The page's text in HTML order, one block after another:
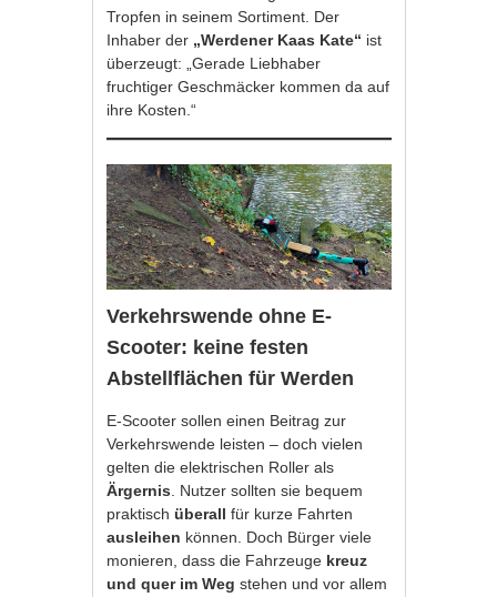
Tropfen in seinem Sortiment. Der
Inhaber der „Werdener Kaas Kate“ ist
überzeugt: „Gerade Liebhaber
fruchtiger Geschmäcker kommen da auf
ihre Kosten.“
Verkehrswende ohne E-
Scooter: keine festen
Abstellflächen für Werden
E-Scooter sollen einen Beitrag zur
Verkehrswende leisten – doch vielen
gelten die elektrischen Roller als
Ärgernis. Nutzer sollten sie bequem
praktischüberall für kurze Fahrten
ausleihen können. Doch Bürger viele
monieren, dass die Fahrzeuge kreuz
und quer im Weg stehen und vor allem